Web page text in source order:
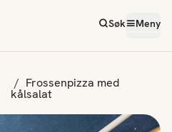
Søk Meny
Frossenpizza med
kålsalat